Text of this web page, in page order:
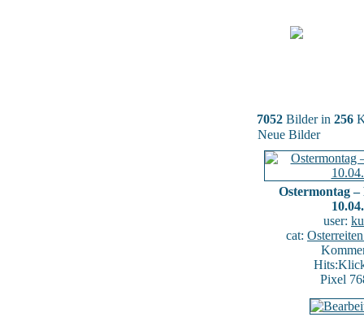
7052 Bilder in 256
Neue Bilder
Ostermontag –
user:
cat:
Pixel